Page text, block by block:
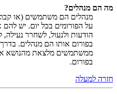
מה הם מנהלים?
מנהלים הם משתמשים (או
על הפורומים בכל יום. יש
הודעות ולנעול, לשחרר
בפורום אותו הם מנהלים.
ממשתמשים מלצאת מהנושא
בפורום.
חזרה למעלה